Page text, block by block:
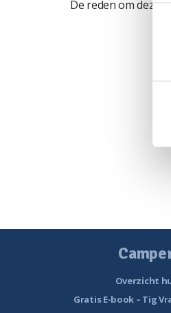
De reden om deze
Overzicht
Gratis E-book – Tig